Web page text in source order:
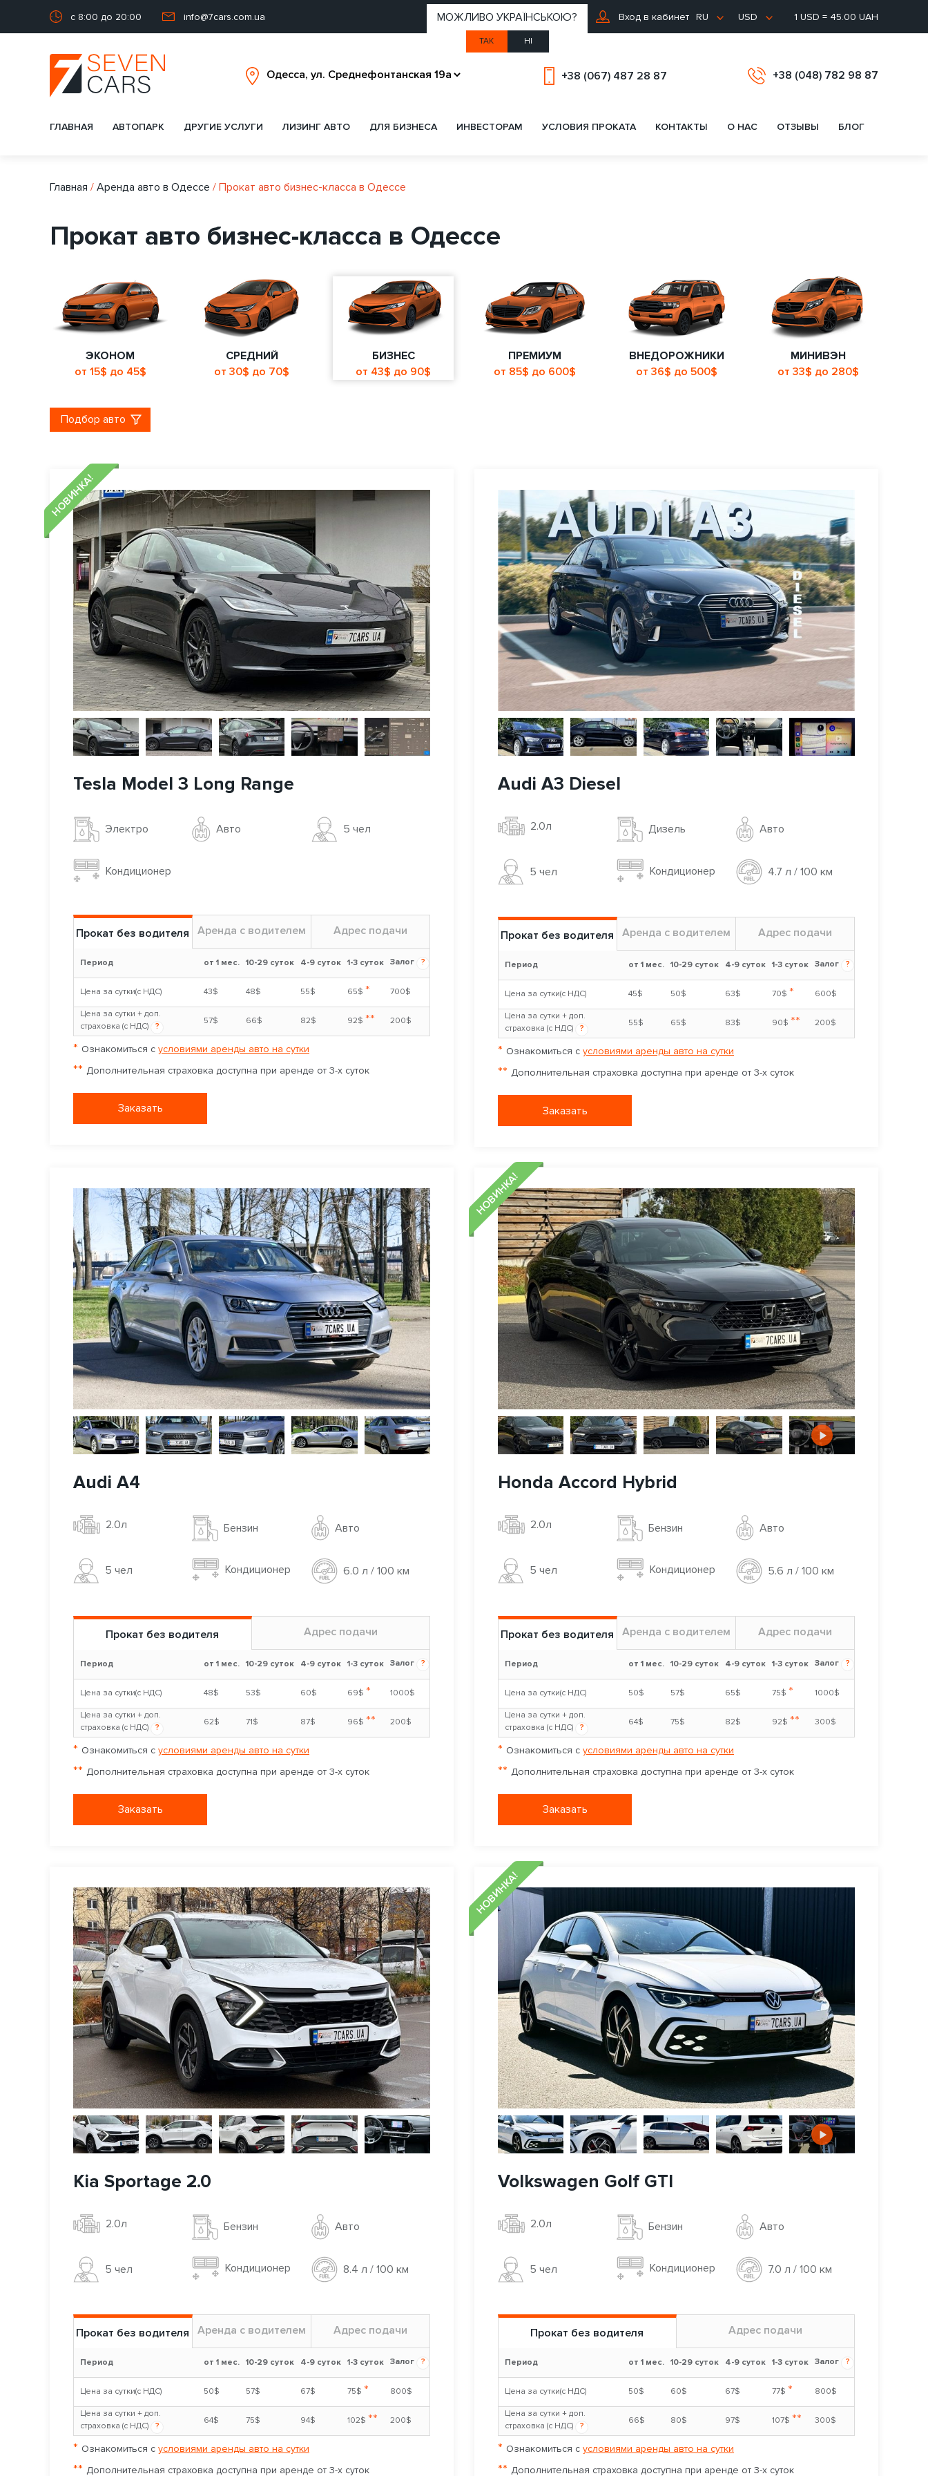
с 8:00 до 20:00 info@7cars.com.ua Вход в кабинет RU
МОЖЛИВО УКРАЇНСЬКОЮ?
ТАК НІ
USD 1 USD = 45.00 UAH
+38 (067) 487 28 87 +38 (048) 782 98 87
ГЛАВНАЯ АВТОПАРК ДРУГИЕ УСЛУГИ ЛИЗИНГ АВТО ДЛЯ БИЗНЕСА ИНВЕСТОРАМ УСЛОВИЯ ПРОКАТА КОНТАКТЫ О НАС ОТЗЫВЫ БЛОГ
Главная / Аренда авто в Одессе / Прокат авто бизнес-класса в Одессе
Прокат авто бизнес-класса в Одессе
ЭКОНОМ
от 15$ до 45$
СРЕДНИЙ
от 30$ до 70$
БИЗНЕС
от 43$ до 90$
ПРЕМИУМ
от 85$ до 600$
ВНЕДОРОЖНИКИ
от 36$ до 500$
МИНИВЭН
от 33$ до 280$
Подбор авто
НОВИНКА!
Tesla Model 3 Long Range
Электро Авто 5 чел
Кондиционер
Прокат без водителя Аренда с водителем Адрес подачи
Период от 1 мес. 10-29 суток 4-9 суток 1-3 суток Залог ?
Цена за сутки(с НДС) 43$ 48$ 55$ 65$ * 700$
Цена за сутки + доп.
страховка (с НДС)
?
57$ 66$ 82$ 92$ ** 200$
* Ознакомиться с условиями аренды авто на сутки
** Дополнительная страховка доступна при аренде от 3-х суток
Заказать
Audi A3 Diesel
2.0л Дизель Авто
5 чел Кондиционер 4.7 л / 100 км
Прокат без водителя Аренда с водителем Адрес подачи
Период от 1 мес. 10-29 суток 4-9 суток 1-3 суток Залог ?
Цена за сутки(с НДС) 45$ 50$ 63$ 70$ * 600$
Цена за сутки + доп.
страховка (с НДС)
?
55$ 65$ 83$ 90$ ** 200$
* Ознакомиться с условиями аренды авто на сутки
** Дополнительная страховка доступна при аренде от 3-х суток
Заказать
Audi A4
2.0л Бензин Авто
5 чел Кондиционер 6.0 л / 100 км
Прокат без водителя Адрес подачи
Период от 1 мес. 10-29 суток 4-9 суток 1-3 суток Залог ?
Цена за сутки(с НДС) 48$ 53$ 60$ 69$ * 1000$
Цена за сутки + доп.
страховка (с НДС)
?
62$ 71$ 87$ 96$ ** 200$
* Ознакомиться с условиями аренды авто на сутки
** Дополнительная страховка доступна при аренде от 3-х суток
Заказать
НОВИНКА!
Honda Accord Hybrid
2.0л Бензин Авто
5 чел Кондиционер 5.6 л / 100 км
Прокат без водителя Аренда с водителем Адрес подачи
Период от 1 мес. 10-29 суток 4-9 суток 1-3 суток Залог ?
Цена за сутки(с НДС) 50$ 57$ 65$ 75$ * 1000$
Цена за сутки + доп.
страховка (с НДС)
?
64$ 75$ 82$ 92$ ** 300$
* Ознакомиться с условиями аренды авто на сутки
** Дополнительная страховка доступна при аренде от 3-х суток
Заказать
Kia Sportage 2.0
2.0л Бензин Авто
5 чел Кондиционер 8.4 л / 100 км
Прокат без водителя Аренда с водителем Адрес подачи
Период от 1 мес. 10-29 суток 4-9 суток 1-3 суток Залог ?
Цена за сутки(с НДС) 50$ 57$ 67$ 75$ * 800$
Цена за сутки + доп.
страховка (с НДС)
?
64$ 75$ 94$ 102$ ** 200$
* Ознакомиться с условиями аренды авто на сутки
** Дополнительная страховка доступна при аренде от 3-х суток
НОВИНКА!
Volkswagen Golf GTI
2.0л Бензин Авто
5 чел Кондиционер 7.0 л / 100 км
Прокат без водителя Адрес подачи
Период от 1 мес. 10-29 суток 4-9 суток 1-3 суток Залог ?
Цена за сутки(с НДС) 50$ 60$ 67$ 77$ * 800$
Цена за сутки + доп.
страховка (с НДС)
?
66$ 80$ 97$ 107$ ** 300$
* Ознакомиться с условиями аренды авто на сутки
** Дополнительная страховка доступна при аренде от 3-х суток